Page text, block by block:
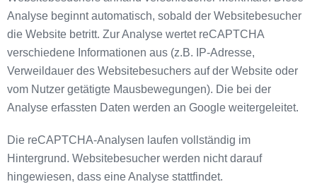
Analyse beginnt automatisch, sobald der Websitebesucher
die Website betritt. Zur Analyse wertet reCAPTCHA
verschiedene Informationen aus (z.B. IP-Adresse,
Verweildauer des Websitebesuchers auf der Website oder
vom Nutzer getätigte Mausbewegungen). Die bei der
Analyse erfassten Daten werden an Google weitergeleitet.
Die reCAPTCHA-Analysen laufen vollständig im
Hintergrund. Websitebesucher werden nicht darauf
hingewiesen, dass eine Analyse stattfindet.